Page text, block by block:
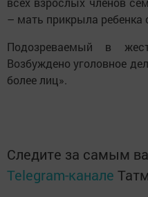
– мать прикрыла ребенка
Подозреваемый в
Возбуждено уголовное
более лиц».
Следите за самым
Telegram-канале